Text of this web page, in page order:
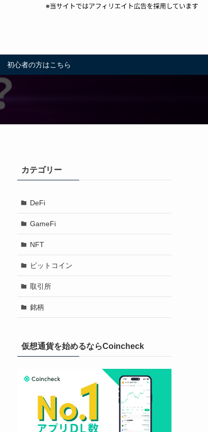
初心者の方はこちら
カテゴリー
DeFi
GameFi
NFT
ビットコイン
取引所
銘柄
仮想通貨を始めるならCoincheck